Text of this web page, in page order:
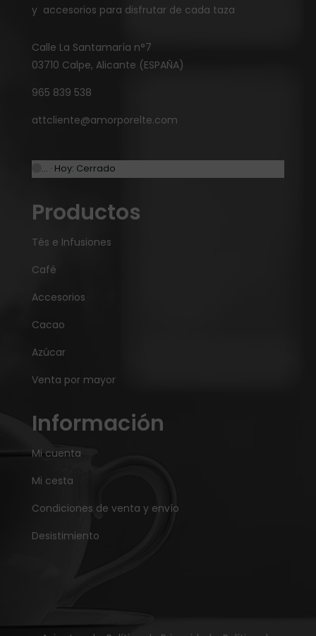
y accesorios para disfrutar de cada taza
Calle La Santamaría n°7
03710 Calpe, Alicante (ESPAÑA)
965 839 538
attcliente@amorporelte.com
… · Hoy: Cerrado
Productos
Tés e Infusiones
Café
Accesorios
Cacao
Azúcar
Venta por mayor
Información
Mi cuenta
Mi cesta
Condiciones de venta y envío
Desistimiento